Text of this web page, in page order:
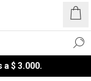
$ 3.000.